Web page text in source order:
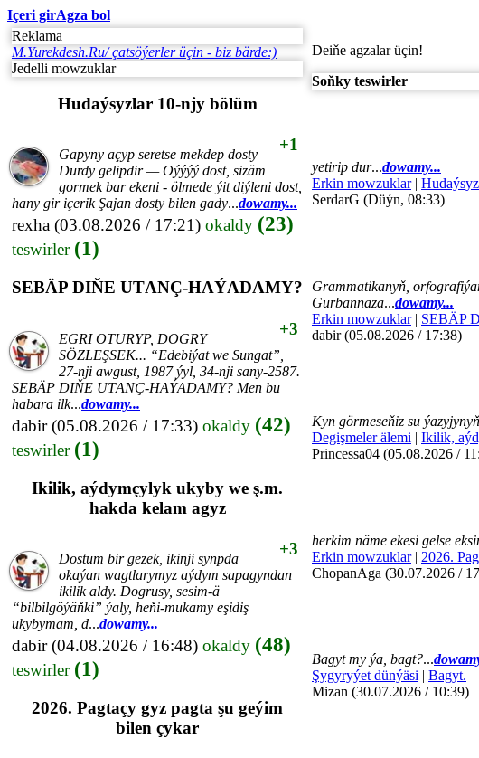
Içeri girAgza bol
Reklama
M.Yurekdesh.Ru/ çatsöýerler üçin - biz bärde:)
Jedelli mowzuklar
Hudaýsyzlar 10-njy bölüm
+1
Gapyny açyp seretse mekdep dosty
Durdy gelipdir — Oýýýý dost, sizäm
gormek bar ekeni - ölmede ýit diýleni dost,
hany gir içerik Şajan dosty bilen gady...dowamy...
rexha (03.08.2026 / 17:21) okaldy (23)
teswirler (1)
SEBÄP DIŇE UTАNÇ-HАÝADАMY?
+3
EGRI ОTURYP, DОGRY
SÖZLEŞSEK... “Edebiýat we Sungаt”,
27-nji аwgust, 1987 ýyl, 34-nji sаny-2587.
SEBÄP DIŇE UTАNÇ-HАÝADАMY? Men bu
hаbаrа ilk...dowamy...
dabir(05.08.2026 / 17:33) okaldy (42)
teswirler (1)
Ikilik, aýdymçylyk ukyby we ş.m.
hakda kelam agyz
+3
Dostum bir gezek, ikinji synpda
okaýan wagtlarymyz aýdym sapagyndan
ikilik aldy. Dogrusy, sesim-ä
“bilbilgöýäňki” ýaly, heňi-mukamy eşidiş
ukybymam, d...dowamy...
dabir(04.08.2026 / 16:48) okaldy (48)
teswirler (1)
2026. Pagtaçy gyz pagta şu geýim
bilen çykar
Deiňe agzalar üçin!
Soňky teswirler
yetirip dur...dowamy...
Erkin mowzuklar|
SerdarG (Düýn, 08:33)
Grammatikanyň,
Gurbannaza...dowamy...
Erkin mowzuklar| SEBÄP
dabir (05.08.2026 / 17:38)
Kyn görmeseňiz su
Degişmeler älemi | Ikilik,
Princessa04 (05.08.2026 /
herkim näme ekesi gelse
Erkin mowzuklar| 2026.
ChopanAga (30.07.2026 /
Bagyt my ýa, bagt?...
Şygyryýet dünýäsi | Bagyt.
Mizan (30.07.2026 / 10:39)